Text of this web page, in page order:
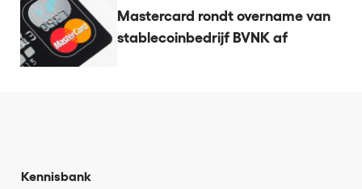
Mastercard rondt overname van
stablecoinbedrijf BVNK af
Kennisbank